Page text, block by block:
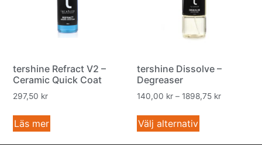
tershine Refract V2 –
Ceramic Quick Coat
297,50 kr
Läs mer
tershine Dissolve –
Degreaser
140,00 kr – 1898,75 kr
Välj alternativ